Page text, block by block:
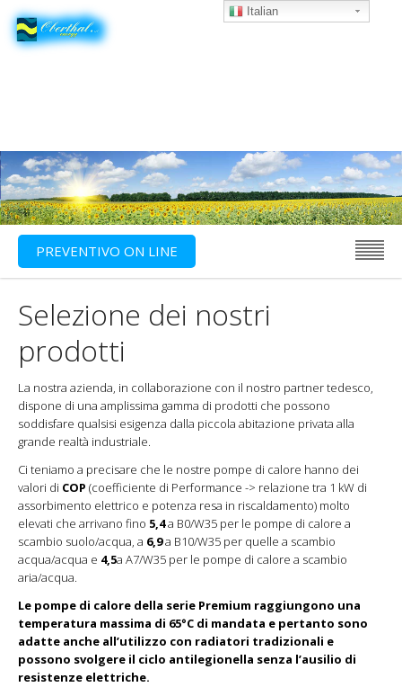
PREVENTIVO ON LINE
Selezione dei nostri
prodotti
La nostra azienda, in collaborazione con il nostro partner tedesco,
dispone di una amplissima gamma di prodotti che possono
soddisfare qualsisi esigenza dalla piccola abitazione privata alla
grande realtà industriale.
Ci teniamo a precisare che le nostre pompe di calore hanno dei
valori di COP (coefficiente di Performance -> relazione tra 1 kW di
assorbimento elettrico e potenza resa in riscaldamento) molto
elevati che arrivano fino 5,4a B0/W35 per le pompe di calore a
scambio suolo/acqua, a 6,9a B10/W35 per quelle a scambio
acqua/acqua e 4,5a A7/W35 per le pompe di calore a scambio
aria/acqua.
Le pompe di calore della serie Premium raggiungono una
temperatura massima di 65°C di mandata e pertanto sono
adatte anche all’utilizzo con radiatori tradizionali e
possono svolgere il ciclo antilegionella senza l’ausilio di
resistenze elettriche.
Italian